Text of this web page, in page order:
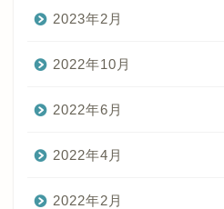
2023年2月
2022年10月
2022年6月
2022年4月
2022年2月